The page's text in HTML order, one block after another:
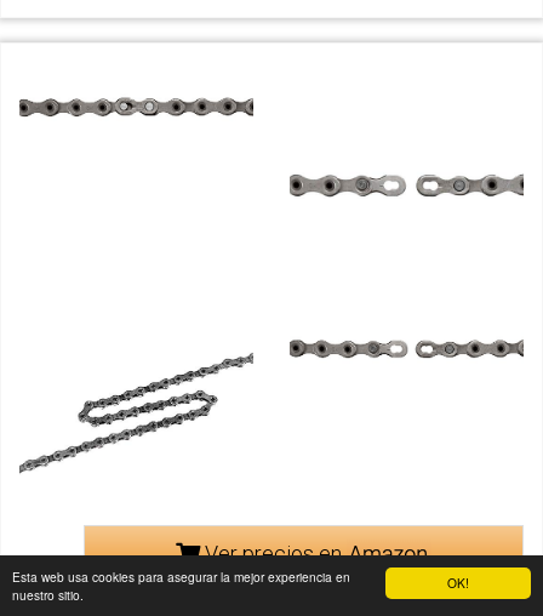
OK!
Esta web usa cookies para asegurar la mejor experiencia en
nuestro sitio.
Ver precios en